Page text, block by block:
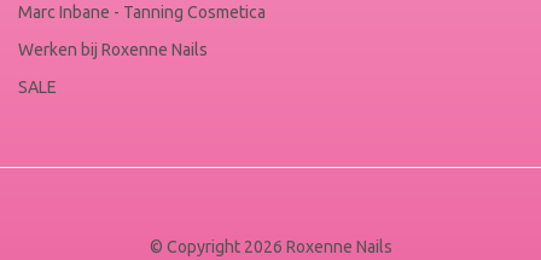
Marc Inbane - Tanning Cosmetica
Werken bij Roxenne Nails
SALE
© Copyright 2026 Roxenne Nails